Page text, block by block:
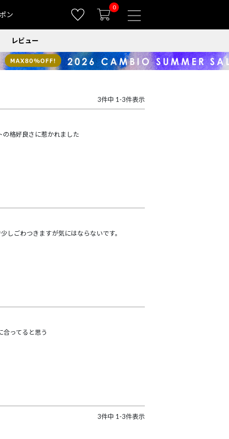
ン
0
レビュー
3件中 1 -3件表示
格好良さに惹かれました
しごわつきますが気にはならないです。
合ってると思う
3件中 1 -3件表示